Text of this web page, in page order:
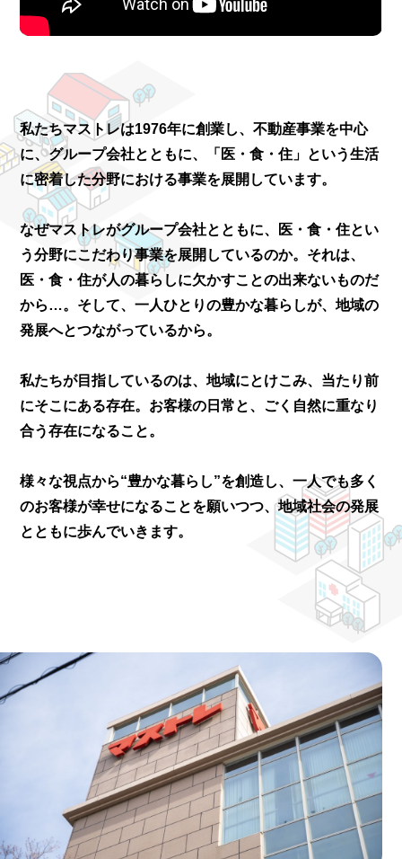
私たちマストレは1976年に創業し、不動産事業を中心
に、グループ会社とともに、
「医・食・住」という生活
に密着した分野における事業を展開しています。
なぜマストレがグループ会社とともに、医・食・住とい
う分野にこだわり事業を展開しているのか。 それは、
医・食・住が人の暮らしに欠かすことの出来ないものだ
から…。 そして、一人ひとりの豊かな暮らしが、地域の
発展へとつながっているから。
私たちが目指しているのは、地域にとけこみ、当たり前
にそこにある存在。 お客様の日常と、ごく自然に重なり
合う存在になること。
様々な視点から“豊かな暮らし”を創造し、一人でも多く
のお客様が幸せになることを願いつつ、地域社会の発展
とともに歩んでいきます。